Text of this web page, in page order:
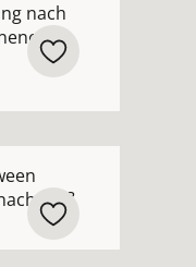
nach
Maß